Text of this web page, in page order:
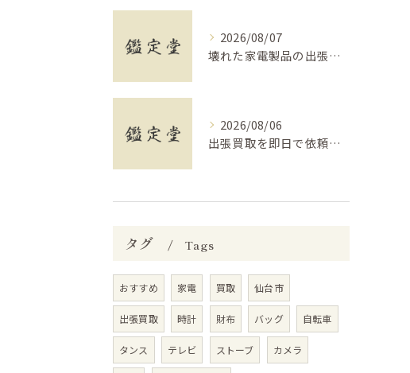
2026/08/07
壊れた家電製品の出張買取で警告ポイントと安全な業者選び徹底解説
2026/08/06
出張買取を即日で依頼するなら福島県相馬市で安心の現金支払い対応ガイド
タグ Tags
おすすめ 家電 買取 仙台市
出張買取 時計 財布 バッグ 自転車
タンス テレビ ストーブ カメラ